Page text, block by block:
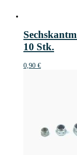
10 Stk.
0,90 €